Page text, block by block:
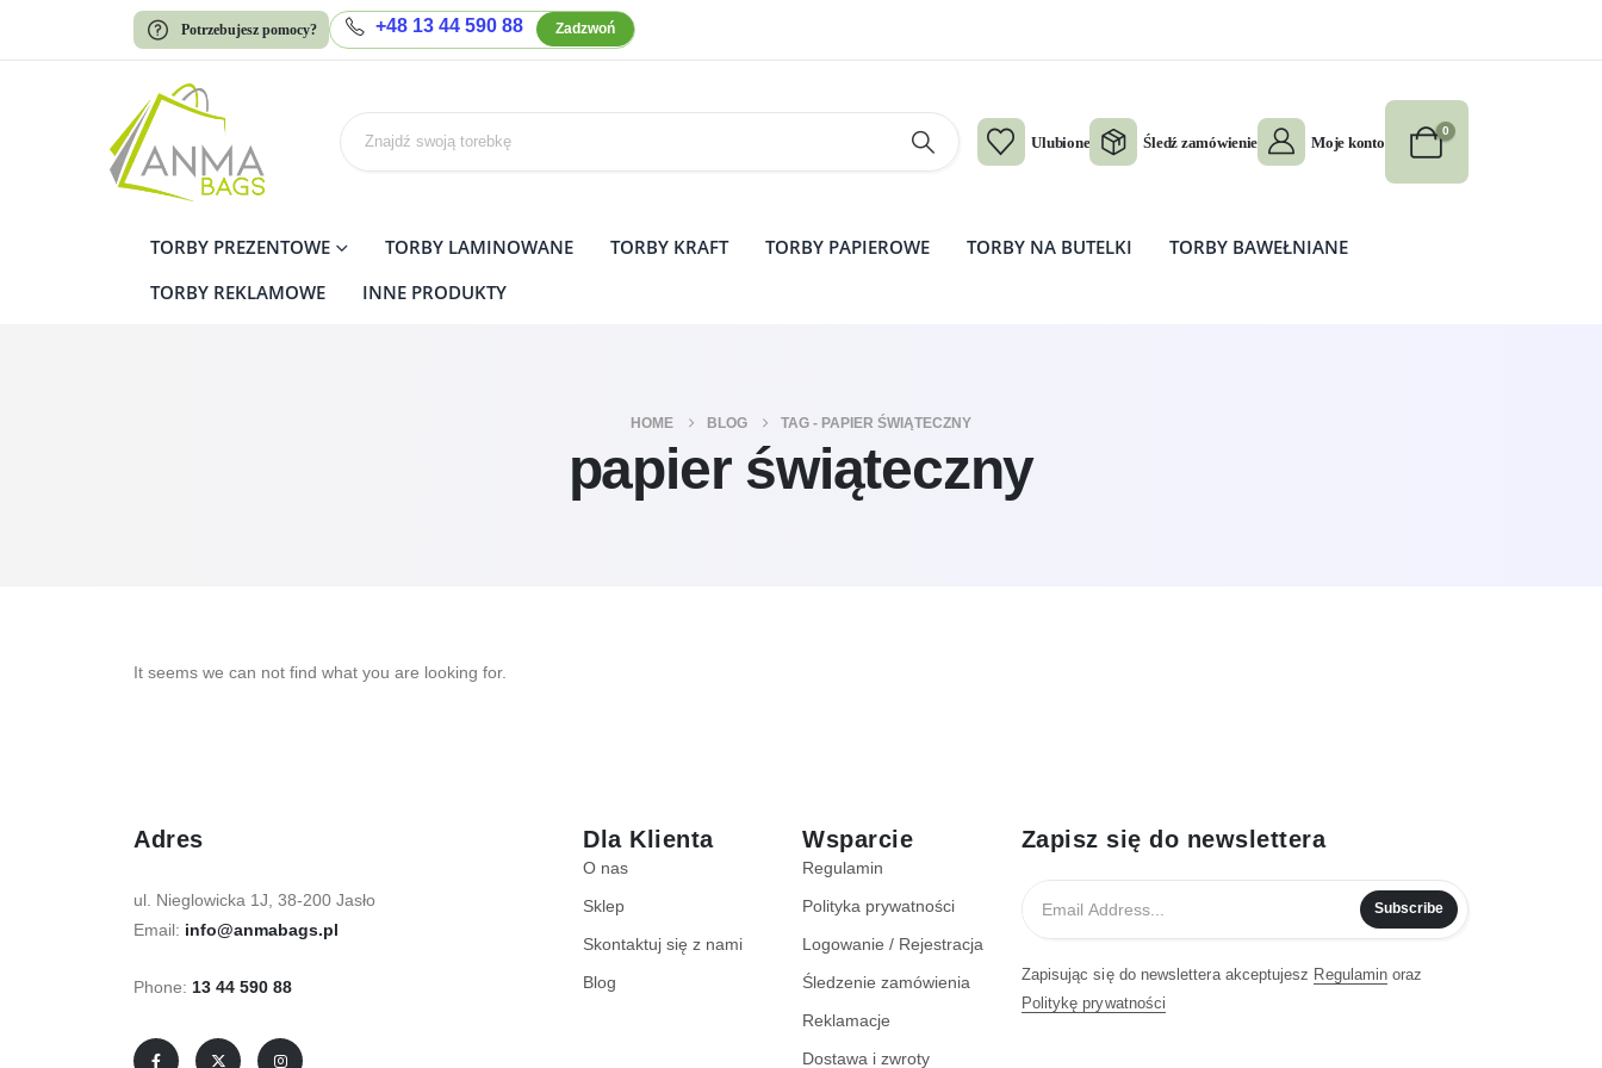
Potrzebujesz pomocy? +48 13 44 590 88 Zadzwoń
Ulubione Śledź zamówienie Moje konto
0
TORBY PREZENTOWE TORBY LAMINOWANE TORBY KRAFT TORBY PAPIEROWE TORBY NA BUTELKI
TORBY BAWEŁNIANE
TORBY REKLAMOWE
INNE PRODUKTY
HOME BLOG TAG - PAPIER ŚWIĄTECZNY
papier świąteczny
It seems we can not find what you are looking for.
Adres
ul. Nieglowicka 1J, 38-200 Jasło
Email: info@anmabags.pl
Phone: 13 44 590 88
Dla Klienta
O nas
Sklep
Skontaktuj się z nami
Blog
Wsparcie
Regulamin
Polityka prywatności
Logowanie / Rejestracja
Śledzenie zamówienia
Reklamacje
Dostawa i zwroty
Zapisz się do newslettera
Subscribe
Zapisując się do newslettera akceptujesz Regulamin oraz
Politykę prywatności